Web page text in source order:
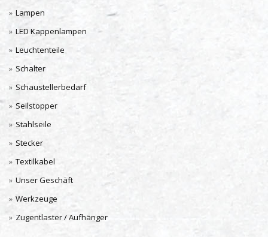
Lampen
LED Kappenlampen
Leuchtenteile
Schalter
Schaustellerbedarf
Seilstopper
Stahlseile
Stecker
Textilkabel
Unser Geschäft
Werkzeuge
Zugentlaster / Aufhänger